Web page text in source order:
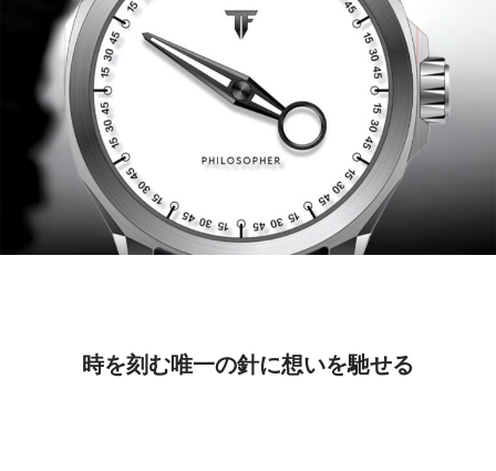
時を刻む唯一の針に想いを馳せる